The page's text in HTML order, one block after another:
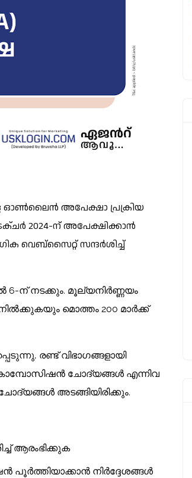
ഓൺലൈൻ അപേക്ഷാ പ്രക്രിയ
2024-ന് അപേക്ഷിക്കാൻ
വെബ്സൈറ്റ് സന്ദർശിച്ച്
6-ന് നടക്കും. മൂല്യനിർണ്ണയം
മൊത്തം 200 മാർക്ക്
രണ്ട് വിഭാഗങ്ങളായി
കോമ്പോസിഷൻ ചോദ്യങ്ങൾ എന്നിവ
അടങ്ങിയിരിക്കും.
ആരംഭിക്കുക
പൂർത്തിയാക്കാൻ നിർദ്ദേശങ്ങൾ